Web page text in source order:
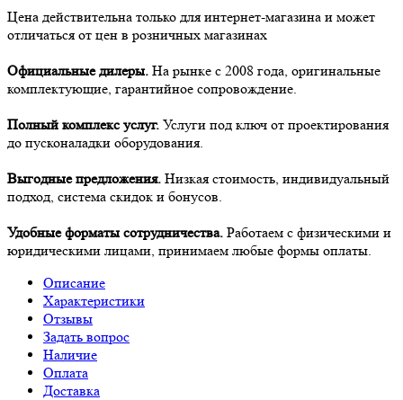
Цена действительна только для интернет-магазина и может
отличаться от цен в розничных магазинах
Официальные дилеры. На рынке с 2008 года, оригинальные
комплектующие, гарантийное сопровождение.
Полный комплекс услуг. Услуги под ключ от проектирования
до пусконаладки оборудования.
Выгодные предложения. Низкая стоимость, индивидуальный
подход, система скидок и бонусов.
Удобные форматы сотрудничества. Работаем с физическими и
юридическими лицами, принимаем любые формы оплаты.
Описание
Характеристики
Отзывы
Задать вопрос
Наличие
Оплата
Доставка